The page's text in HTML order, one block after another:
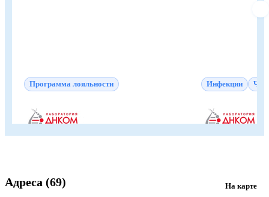
Программа лояльности Инфекции
Адреса (69) На карте